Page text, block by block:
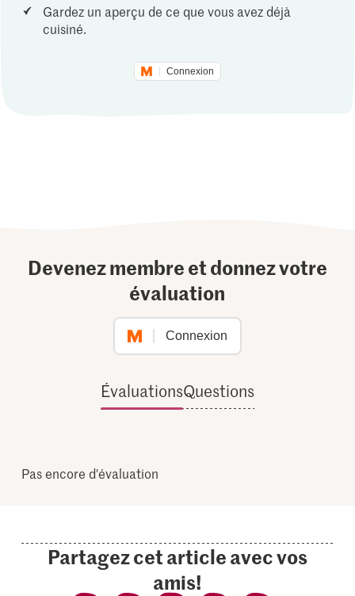
Gardez un aperçu de ce que vous avez déjà
cuisiné.
Connexion
Devenez membre et donnez votre
évaluation
Connexion
ÉvaluationsQuestions
Pas encore d'évaluation
Partagez cet article avec vos
amis!